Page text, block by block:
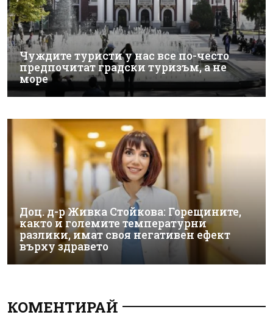
Чуждите туристи у нас все по-често
предпочитат градски туризъм, а не
море
Доц. д-р Живка Стойкова: Горещините,
както и големите температурни
разлики, имат своя негативен ефект
върху здравето
КОМЕНТИРАЙ